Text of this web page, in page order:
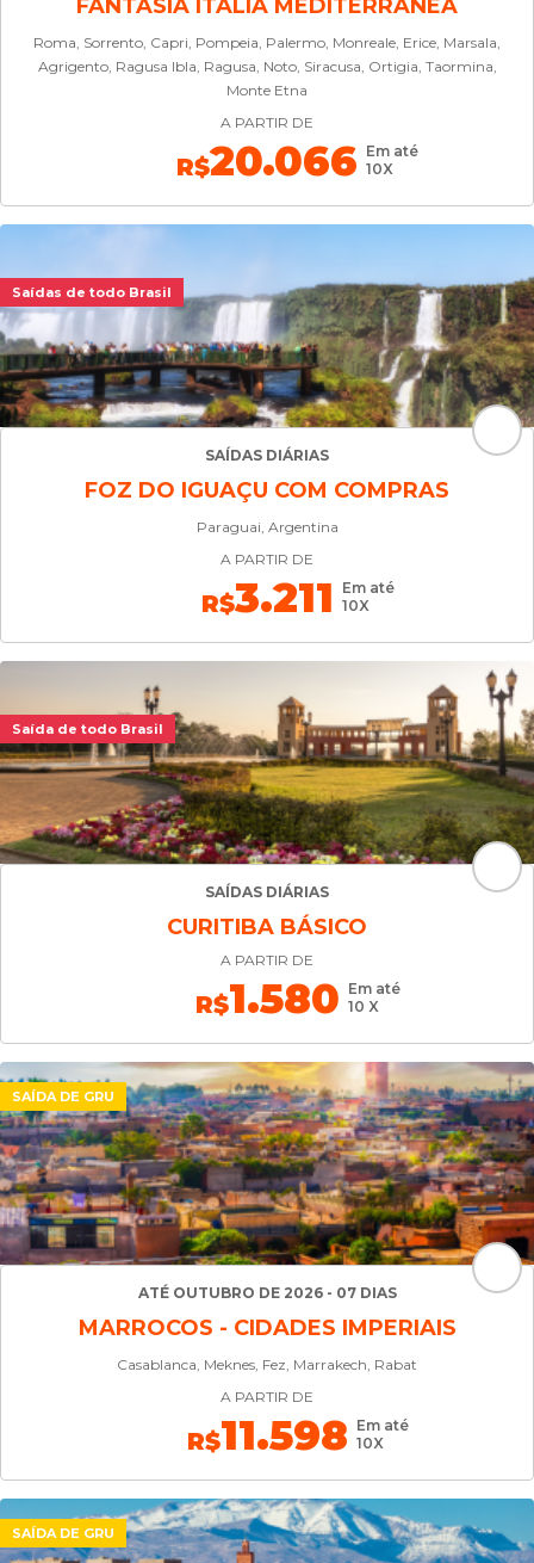
FANTASIA ITÁLIA MEDITERRÂNEA
Roma, Sorrento, Capri, Pompeia, Palermo, Monreale, Erice, Marsala,
Agrigento, Ragusa Ibla, Ragusa, Noto, Siracusa, Ortigia, Taormina,
Monte Etna
A PARTIR DE
R$20.066 Em até
10X
Saídas de todo Brasil
SAÍDAS DIÁRIAS
FOZ DO IGUAÇU COM COMPRAS
Paraguai, Argentina
A PARTIR DE
R$3.211
Em até
10X
Saída de todo Brasil
SAÍDAS DIÁRIAS
CURITIBA BÁSICO
A PARTIR DE
R$1.580 Em até
10 X
SAÍDA DE GRU
ATÉ OUTUBRO DE 2026 - 07 DIAS
MARROCOS - CIDADES IMPERIAIS
Casablanca, Meknes, Fez, Marrakech, Rabat
A PARTIR DE
R$11.598 Em até
10X
SAÍDA DE GRU